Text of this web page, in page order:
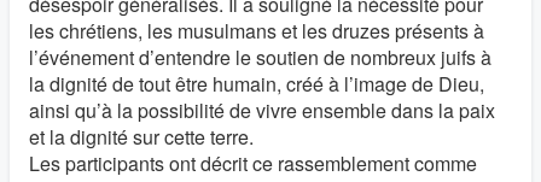
les chrétiens, les musulmans et les druzes présents à
l’événement d’entendre le soutien de nombreux juifs à
la dignité de tout être humain, créé à l’image de Dieu,
ainsi qu’à la possibilité de vivre ensemble dans la paix
et la dignité sur cette terre.
Les participants ont décrit ce rassemblement comme